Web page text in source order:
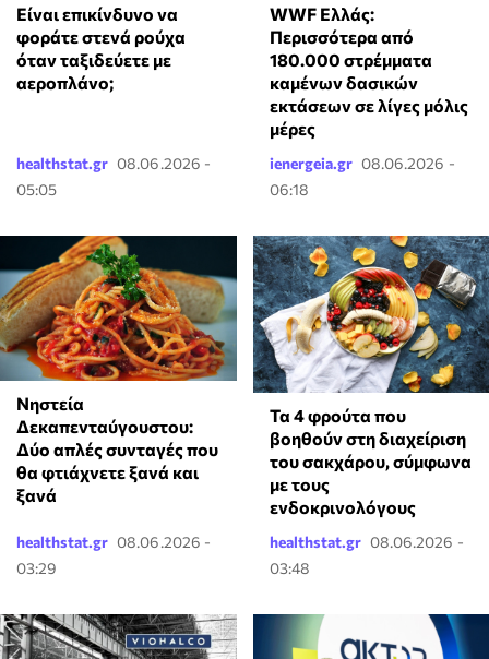
⁠Είναι επικίνδυνο να
φοράτε στενά ρούχα
όταν ταξιδεύετε με
αεροπλάνο;
healthstat.gr 08.06.2026 -
05:05
WWF Ελλάς:
Περισσότερα από
180.000 στρέμματα
καμένων δασικών
εκτάσεων σε λίγες μόλις
μέρες
ienergeia.gr 08.06.2026 -
06:18
Νηστεία
Δεκαπενταύγουστου:
Δύο απλές συνταγές που
θα φτιάχνετε ξανά και
ξανά
healthstat.gr 08.06.2026 -
03:29
Τα 4 φρούτα που
βοηθούν στη διαχείριση
του σακχάρου, σύμφωνα
με τους
ενδοκρινολόγους
healthstat.gr 08.06.2026 -
03:48